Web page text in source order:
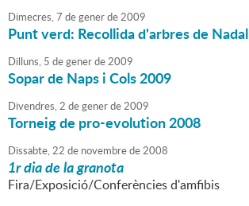
Dimecres,7 degenerde2009
Punt verd: Recollida d'arbres de Nadal
Dilluns, 5 degenerde2009
Sopar de Naps i Cols 2009
Divendres,2 degenerde2009
Torneig de pro-evolution 2008
Dissabte,22 de novembrede2008
1r dia de la granota
Fira/Exposició/Conferències d'amfibis